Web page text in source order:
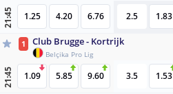
21:45 1.25 4.20 6.76 2.5 1.83
1 Club Brugge - Kortrijk
Belçika Pro Lig
21:45 1.09 5.85 9.60 3.5 1.53